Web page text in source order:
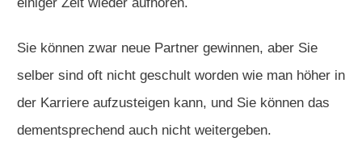
Sie können zwar neue Partner gewinnen, aber Sie
selber sind oft nicht geschult worden wie man höher in
der Karriere aufzusteigen kann, und Sie können das
dementsprechend auch nicht weitergeben.